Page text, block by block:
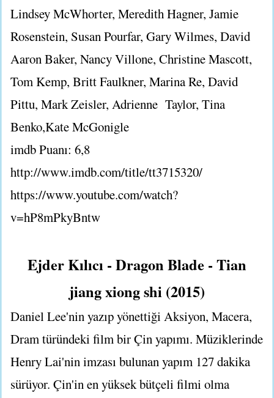
Lindsey McWhorter, Meredith Hagner, Jamie
Rosenstein, Susan Pourfar, Gary Wilmes, David
Aaron Baker, Nancy Villone, Christine Mascott,
Tom Kemp, Britt Faulkner, Marina Re, David
Pittu, Mark Zeisler, Adrienne Taylor, Tina
Benko,Kate McGonigle
imdb Puanı: 6,8
http://www.imdb.com/title/tt3715320/
https://www.youtube.com/watch?
v=hP8mPkyBntw
Ejder Kılıcı - Dragon Blade - Tian
jiang xiong shi (2015)
Daniel Lee'nin yazıp yönettiği Aksiyon, Macera,
Dram türündeki film bir Çin yapımı. Müziklerinde
Henry Lai'nin imzası bulunan yapım 127 dakika
sürüyor. Çin'in en yüksek bütçeli filmi olma